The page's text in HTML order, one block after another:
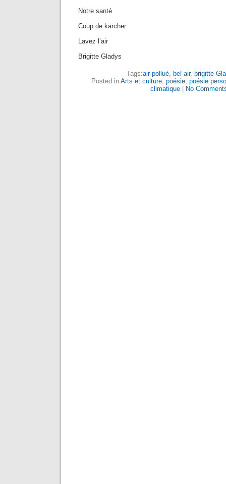
Notre santé
Coup de karcher
Lavez l’air
Brigitte Gladys
Tags:air pollué, bel air, brigitte
Posted in Arts et culture, poésie, poésie
climatique
No